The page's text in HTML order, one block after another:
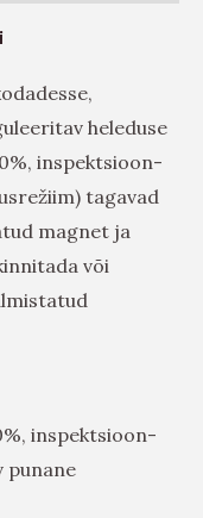
heleduse
inspektsioon-
tagavad
magnet ja
või
inspektsioon-
punane